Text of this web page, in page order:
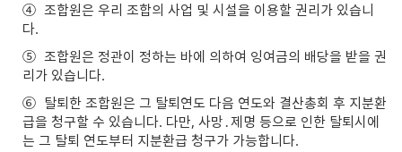
④ 조합원은 우리 조합의 사업 및 시설을 이용할 권리가 있습니
다.
⑤ 조합원은 정관이 정하는 바에 의하여 잉여금의 배당을 받을 권
리가 있습니다.
⑥ 탈퇴한 조합원은 그 탈퇴연도 다음 연도와 결산총회 후 지분환
급을 청구할 수 있습니다. 다만, 사망․제명 등으로 인한 탈퇴시에
는 그 탈퇴 연도부터 지분환급 청구가 가능합니다.